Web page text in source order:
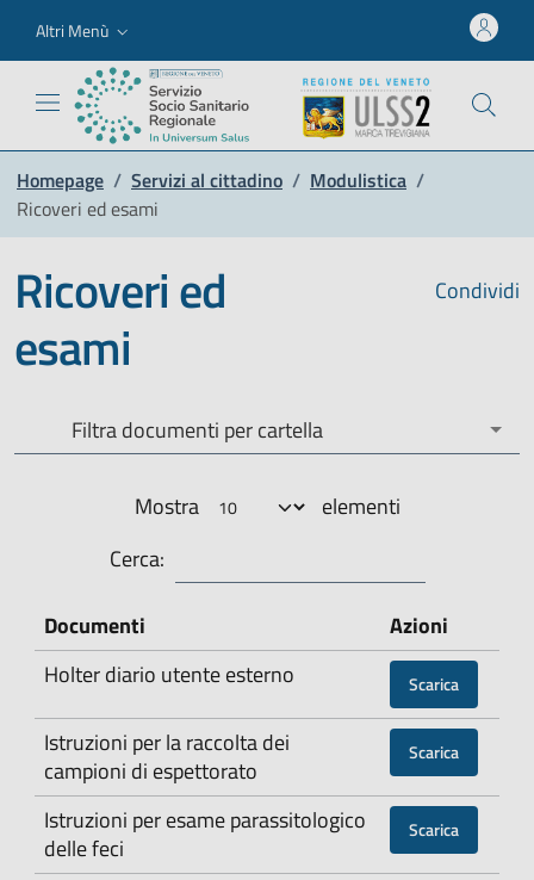
Altri Menù
Homepage / Servizi al cittadino / Modulistica /
Ricoveri ed esami
Condividi
Ricoveri ed
esami
Filtra documenti per cartella
Filtra documenti per cartella
Mostra
elementi
Cerca:
Documenti
Azioni
Holter diario utente esterno
Scarica
Istruzioni per la raccolta dei
campioni di espettorato
Scarica
Istruzioni per esame parassitologico
delle feci
Scarica